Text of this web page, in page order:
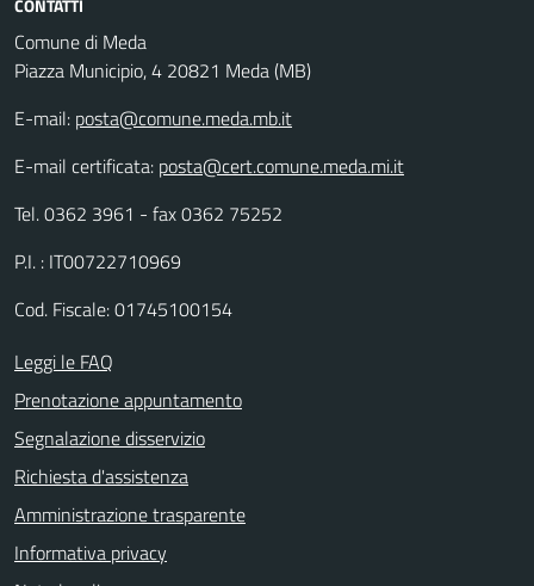
Comune di Meda
Piazza Municipio, 4 20821 Meda (MB)
E-mail: posta@comune.meda.mb.it
E-mail certificata: posta@cert.comune.meda.mi.it
Tel. 0362 3961 - fax 0362 75252
P.I. : IT00722710969
Cod. Fiscale: 01745100154
Leggi le FAQ
Prenotazione appuntamento
Segnalazione disservizio
Richiesta d'assistenza
Amministrazione trasparente
Informativa privacy